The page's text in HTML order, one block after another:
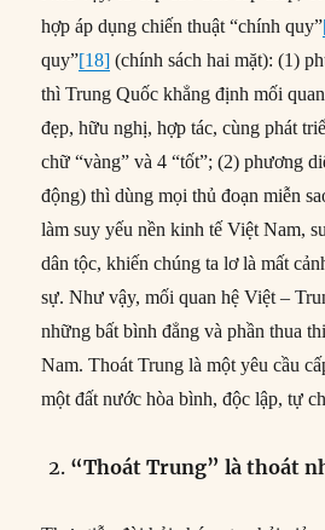
hợp áp dụng chiến thuật “chính quy”
quy”[18] (chính sách hai mặt): (1)
thì Trung Quốc khẳng định mối
đẹp, hữu nghị, hợp tác, cùng phát
chữ “vàng” và 4 “tốt”; (2) phương
động) thì dùng mọi thủ đoạn miễn
làm suy yếu nền kinh tế Việt Nam,
dân tộc, khiến chúng ta lơ là mất
sự. Như vậy, mối quan hệ Việt –
những bất bình đẳng và phần thua
Nam. Thoát Trung là một yêu cầu
một đất nước hòa bình, độc lập, tự
“Thoát Trung” là thoát